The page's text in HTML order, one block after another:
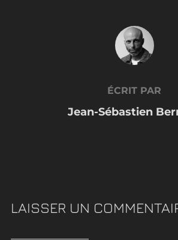
AUTEUR DE LA
ÉCRIT PAR
Jean-Sébastien
LAISSER UN